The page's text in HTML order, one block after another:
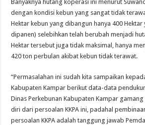
Banyaknya hutang koperasi ini menurut
dengan kondisi kebun yang sangat tidak
Hektar kebun yang dibangun hanya 400
dipanen) selebihkan telah berubah menjadi
Hektar tersebut juga tidak maksimal, hanya
420 ton perbulan akibat kebun tidak terawat.
“Permasalahan ini sudah kita sampaikan
Kabupaten Kampar berikut data-data
Dinas Perkebunan Kabupaten Kampar
diri dari persoalan KKPA ini, padahal
persoalan KKPA adalah tanggung jawab